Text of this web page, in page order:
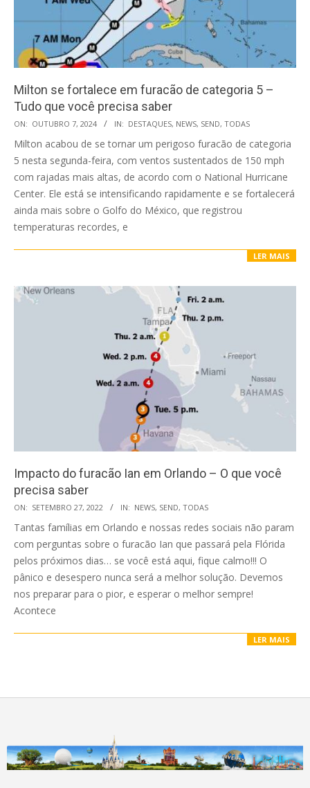
Milton se fortalece em furacão de categoria 5 –
Tudo que você precisa saber
2024-
10-
07
ON: OUTUBRO 7, 2024 IN: DESTAQUES, NEWS, SEND, TODAS
Milton acabou de se tornar um perigoso furacão de categoria
5 nesta segunda-feira, com ventos sustentados de 150 mph
com rajadas mais altas, de acordo com o National Hurricane
Center. Ele está se intensificando rapidamente e se fortalecerá
ainda mais sobre o Golfo do México, que registrou
temperaturas recordes, e
LER MAIS
Impacto do furacão Ian em Orlando – O que você
precisa saber
2022-
09-
27
ON: SETEMBRO 27, 2022 IN: NEWS, SEND, TODAS
Tantas famílias em Orlando e nossas redes sociais não param
com perguntas sobre o furacão Ian que passará pela Flórida
pelos próximos dias… se você está aqui, fique calmo!!! O
pânico e desespero nunca será a melhor solução. Devemos
nos preparar para o pior, e esperar o melhor sempre!
Acontece
LER MAIS